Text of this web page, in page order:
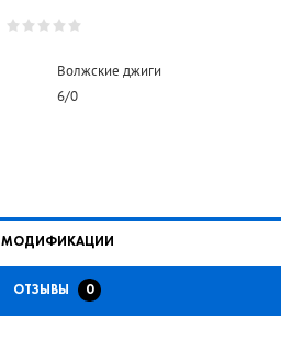
Волжские джиги
6/0
МОДИФИКАЦИИ
ОТЗЫВЫ 0